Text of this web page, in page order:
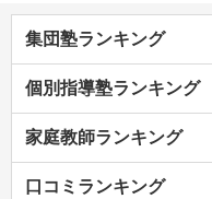
集団塾ランキング
個別指導塾ランキング
家庭教師ランキング
口コミランキング